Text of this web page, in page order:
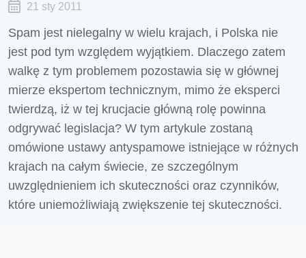
21 sty 2011
Spam jest nielegalny w wielu krajach, i Polska nie
jest pod tym względem wyjątkiem. Dlaczego zatem
walkę z tym problemem pozostawia się w głównej
mierze ekspertom technicznym, mimo że eksperci
twierdzą, iż w tej krucjacie główną rolę powinna
odgrywać legislacja? W tym artykule zostaną
omówione ustawy antyspamowe istniejące w różnych
krajach na całym świecie, ze szczególnym
uwzględnieniem ich skuteczności oraz czynników,
które uniemożliwiają zwiększenie tej skuteczności.